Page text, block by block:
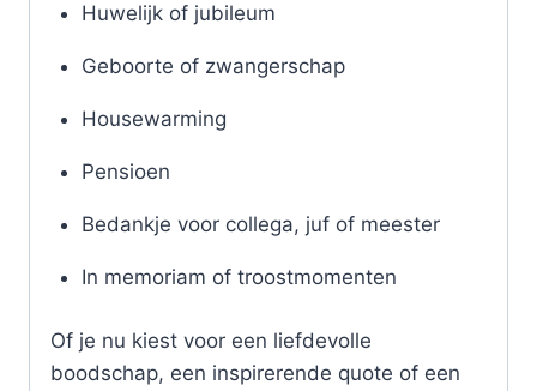
Huwelijk of jubileum
Geboorte of zwangerschap
Housewarming
Pensioen
Bedankje voor collega, juf of meester
In memoriam of troostmomenten
Of je nu kiest voor een liefdevolle
boodschap, een inspirerende quote of een